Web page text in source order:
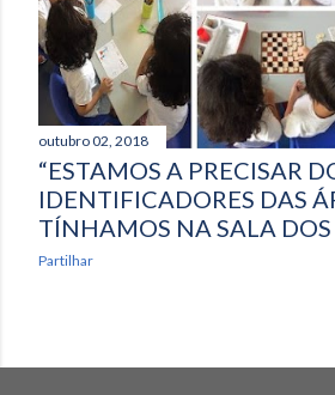
outubro 02, 2018
“ESTAMOS A PRECISAR
IDENTIFICADORES DAS
TÍNHAMOS NA SALA DOS
Partilhar